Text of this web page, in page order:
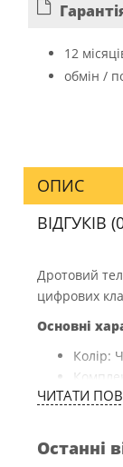
12
обмін /
ОПИС
ВІДГУКІВ
Дротовий
цифрових
Основні
Колір:
ЧИТАТИ
Останні